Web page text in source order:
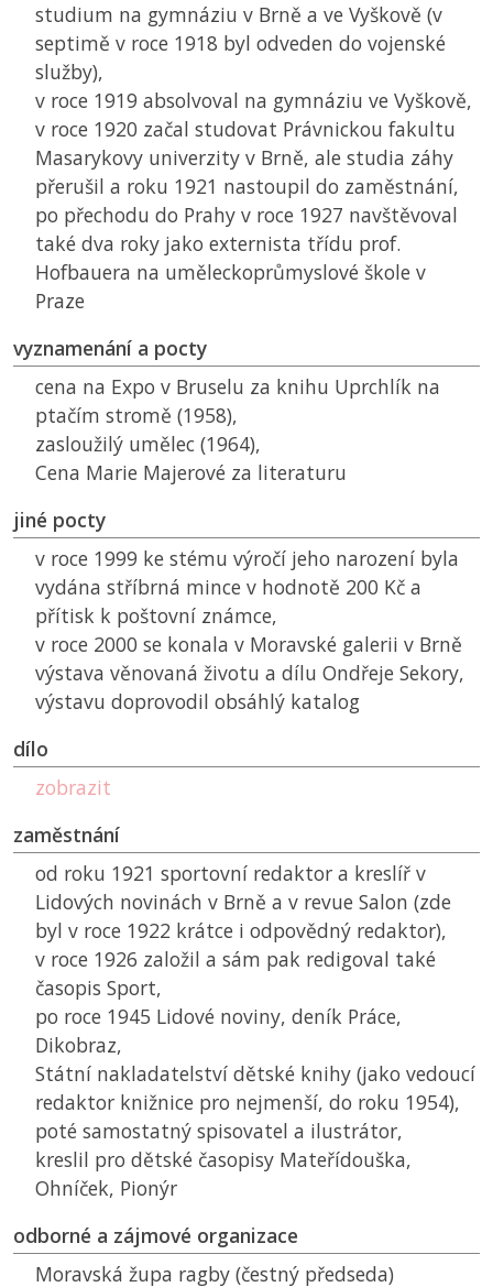
studium na gymnáziu v Brně a ve Vyškově (v
septimě v roce 1918 byl odveden do vojenské
služby),
v roce 1919 absolvoval na gymnáziu ve Vyškově,
v roce 1920 začal studovat Právnickou fakultu
Masarykovy univerzity v Brně, ale studia záhy
přerušil a roku 1921 nastoupil do zaměstnání,
po přechodu do Prahy v roce 1927 navštěvoval
také dva roky jako externista třídu prof.
Hofbauera na uměleckoprůmyslové škole v
Praze
vyznamenání a pocty
cena na Expo v Bruselu za knihu Uprchlík na
ptačím stromě (1958),
zasloužilý umělec (1964),
Cena Marie Majerové za literaturu
jiné pocty
v roce 1999 ke stému výročí jeho narození byla
vydána stříbrná mince v hodnotě 200 Kč a
přítisk k poštovní známce,
v roce 2000 se konala v Moravské galerii v Brně
výstava věnovaná životu a dílu Ondřeje Sekory,
výstavu doprovodil obsáhlý katalog
dílo
zobrazit
zaměstnání
od roku 1921 sportovní redaktor a kreslíř v
Lidových novinách v Brně a v revue Salon (zde
byl v roce 1922 krátce i odpovědný redaktor),
v roce 1926 založil a sám pak redigoval také
časopis Sport,
po roce 1945 Lidové noviny, deník Práce,
Dikobraz,
Státní nakladatelství dětské knihy (jako vedoucí
redaktor knižnice pro nejmenší, do roku 1954),
poté samostatný spisovatel a ilustrátor,
kreslil pro dětské časopisy Mateřídouška,
Ohníček, Pionýr
odborné a zájmové organizace
Moravská župa ragby (čestný předseda)